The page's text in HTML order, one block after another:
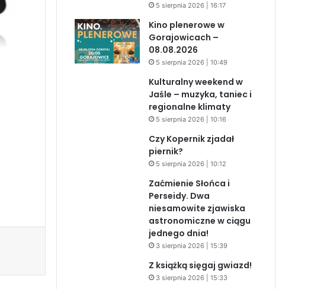
5 sierpnia 2026 | 16:17
Kino plenerowe w
Gorajowicach –
08.08.2026
5 sierpnia 2026 | 10:49
Kulturalny weekend w
Jaśle – muzyka, taniec i
regionalne klimaty
5 sierpnia 2026 | 10:16
Czy Kopernik zjadał
piernik?
5 sierpnia 2026 | 10:12
Zaćmienie Słońca i
Perseidy. Dwa
niesamowite zjawiska
astronomiczne w ciągu
jednego dnia!
3 sierpnia 2026 | 15:39
Z książką sięgaj gwiazd!
3 sierpnia 2026 | 15:33